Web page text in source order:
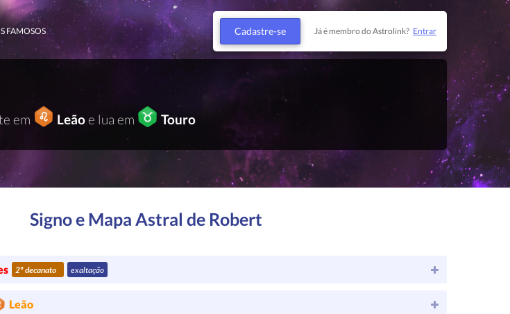
FAMOSOS Cadastre-se Já é membro do Astrolink? Entrar
em Leãoe lua em Touro
Signo e Mapa Astral de Robert
2º decanato exaltação
Leão